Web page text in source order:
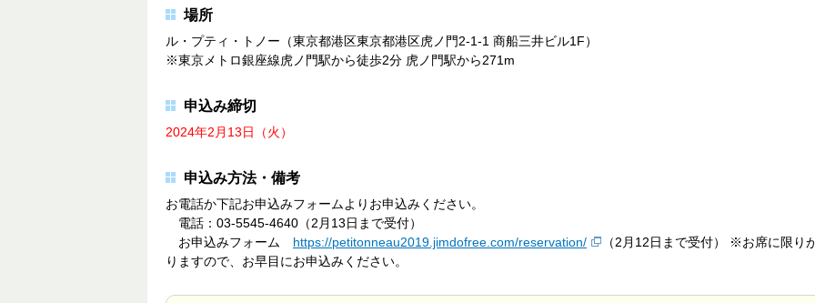
場所
ル・プティ・トノー（東京都港区東京都港区虎ノ門2-1-1 商船三井ビル1F）
※東京メトロ銀座線虎ノ門駅から徒歩2分 虎ノ門駅から271m
申込み締切
2024年2月13日（火）
申込み方法・備考
お電話か下記お申込みフォームよりお申込みください。
電話：03-5545-4640（2月13日まで受付）
お申込みフォーム https://petitonneau2019.jimdofree.com/reservation/
（2月12日まで受付） ※お席に限り
りますので、お早目にお申込みください。